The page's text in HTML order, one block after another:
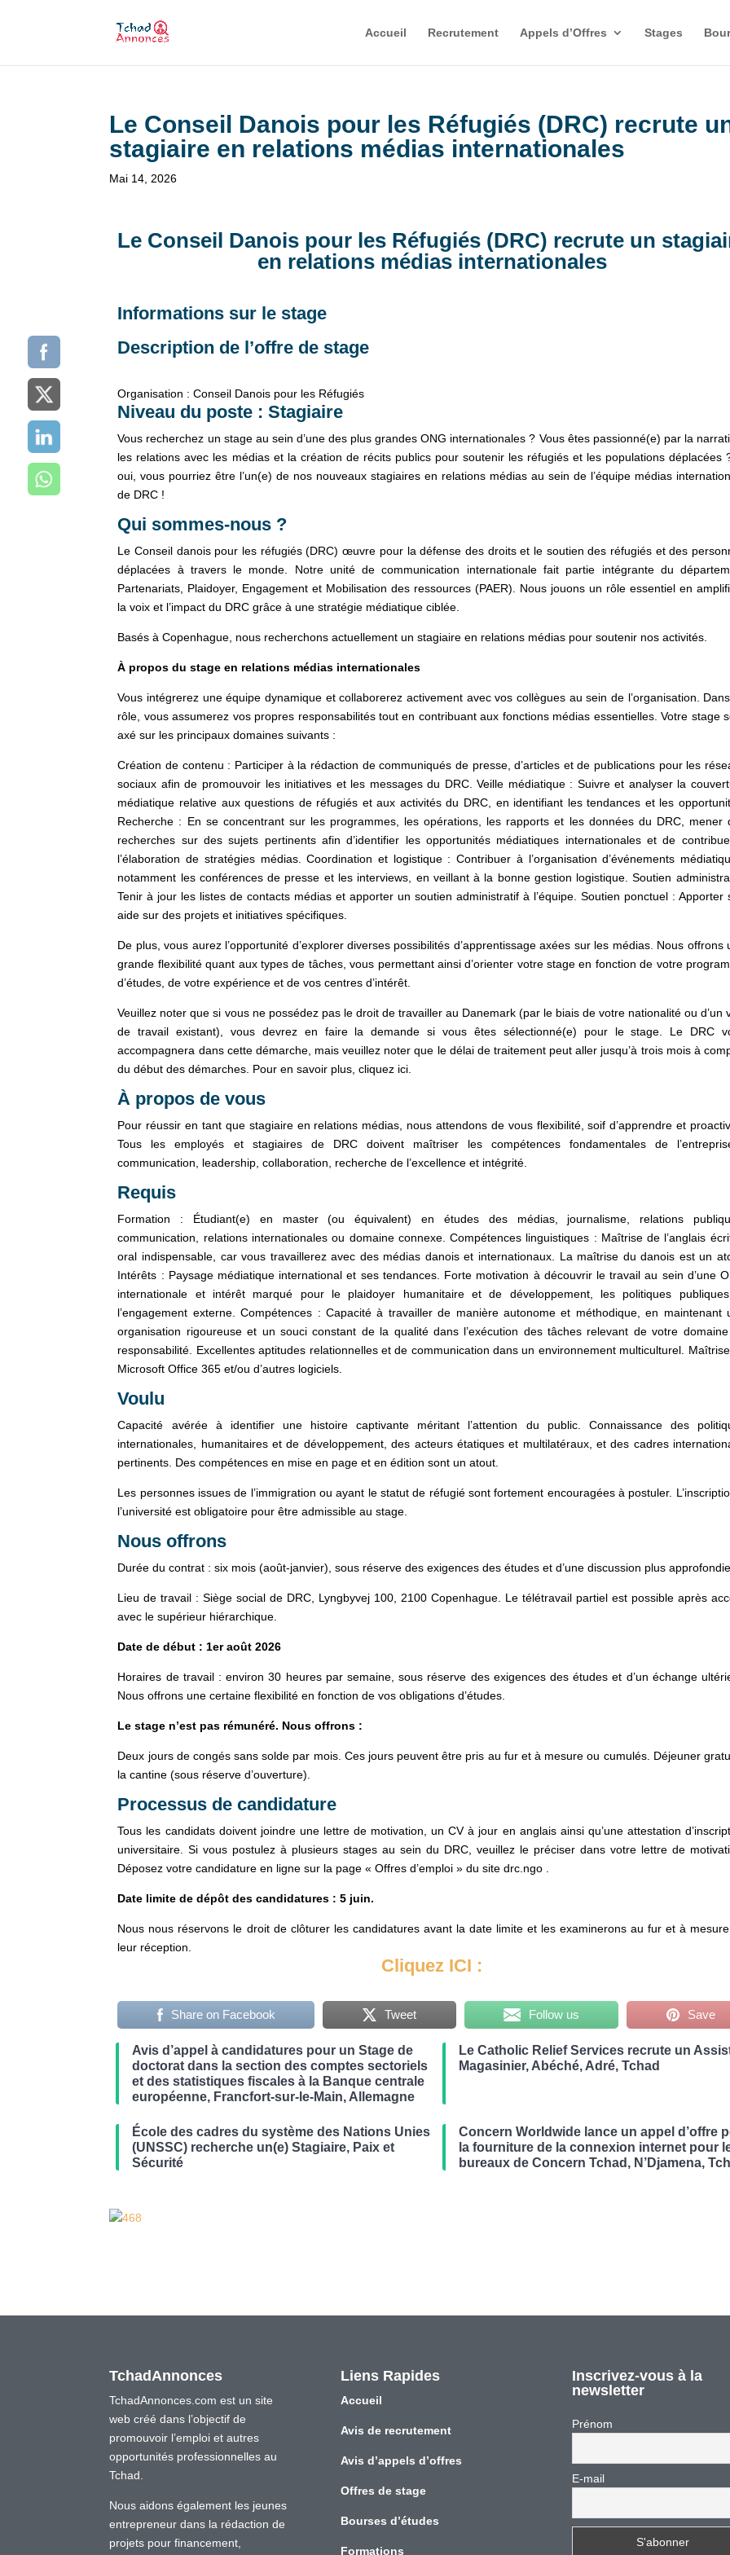
Accueil Recrutement Appels d’Offres Stages
Le Conseil Danois pour les Réfugiés (DRC) recrute
stagiaire en relations médias internationales
Mai 14, 2026
Le Conseil Danois pour les Réfugiés (DRC) recrute un
en relations médias internationales
Informations sur le stage
Description de l’offre de stage
Organisation : Conseil Danois pour les Réfugiés
Niveau du poste : Stagiaire
Vous recherchez un stage au sein d’une des plus grandes ONG internationales ? Vous êtes passionné(e) par la
les relations avec les médias et la création de récits publics pour soutenir les réfugiés et les populations déplacées
oui, vous pourriez être l’un(e) de nos nouveaux stagiaires en relations médias au sein de l’équipe médias
de DRC !
Qui sommes-nous ?
Le Conseil danois pour les réfugiés (DRC) œuvre pour la défense des droits et le soutien des réfugiés et des
déplacées à travers le monde. Notre unité de communication internationale fait partie intégrante du
Partenariats, Plaidoyer, Engagement et Mobilisation des ressources (PAER). Nous jouons un rôle essentiel en
la voix et l’impact du DRC grâce à une stratégie médiatique ciblée.
Basés à Copenhague, nous recherchons actuellement un stagiaire en relations médias pour soutenir nos activités.
À propos du stage en relations médias internationales
Vous intégrerez une équipe dynamique et collaborerez activement avec vos collègues au sein de l’organisation.
rôle, vous assumerez vos propres responsabilités tout en contribuant aux fonctions médias essentielles. Votre stage
axé sur les principaux domaines suivants :
Création de contenu : Participer à la rédaction de communiqués de presse, d’articles et de publications pour les
sociaux afin de promouvoir les initiatives et les messages du DRC. Veille médiatique : Suivre et analyser la
médiatique relative aux questions de réfugiés et aux activités du DRC, en identifiant les tendances et les
Recherche : En se concentrant sur les programmes, les opérations, les rapports et les données du DRC, mener
recherches sur des sujets pertinents afin d’identifier les opportunités médiatiques internationales et de
l’élaboration de stratégies médias. Coordination et logistique : Contribuer à l’organisation d’événements
notamment les conférences de presse et les interviews, en veillant à la bonne gestion logistique. Soutien
Tenir à jour les listes de contacts médias et apporter un soutien administratif à l’équipe. Soutien ponctuel : Apporter
aide sur des projets et initiatives spécifiques.
De plus, vous aurez l’opportunité d’explorer diverses possibilités d’apprentissage axées sur les médias. Nous offrons
grande flexibilité quant aux types de tâches, vous permettant ainsi d’orienter votre stage en fonction de votre
d’études, de votre expérience et de vos centres d’intérêt.
Veuillez noter que si vous ne possédez pas le droit de travailler au Danemark (par le biais de votre nationalité ou d’un
de travail existant), vous devrez en faire la demande si vous êtes sélectionné(e) pour le stage. Le DRC
accompagnera dans cette démarche, mais veuillez noter que le délai de traitement peut aller jusqu’à trois mois à
du début des démarches. Pour en savoir plus, cliquez ici.
À propos de vous
Pour réussir en tant que stagiaire en relations médias, nous attendons de vous flexibilité, soif d’apprendre et
Tous les employés et stagiaires de DRC doivent maîtriser les compétences fondamentales de
communication, leadership, collaboration, recherche de l’excellence et intégrité.
Requis
Formation : Étudiant(e) en master (ou équivalent) en études des médias, journalisme, relations
communication, relations internationales ou domaine connexe. Compétences linguistiques : Maîtrise de l’anglais
oral indispensable, car vous travaillerez avec des médias danois et internationaux. La maîtrise du danois est un
Intérêts : Paysage médiatique international et ses tendances. Forte motivation à découvrir le travail au sein d’une
internationale et intérêt marqué pour le plaidoyer humanitaire et de développement, les politiques
l’engagement externe. Compétences : Capacité à travailler de manière autonome et méthodique, en maintenant
organisation rigoureuse et un souci constant de la qualité dans l’exécution des tâches relevant de votre
responsabilité. Excellentes aptitudes relationnelles et de communication dans un environnement multiculturel.
Microsoft Office 365 et/ou d’autres logiciels.
Voulu
Capacité avérée à identifier une histoire captivante méritant l’attention du public. Connaissance des
internationales, humanitaires et de développement, des acteurs étatiques et multilatéraux, et des cadres
pertinents. Des compétences en mise en page et en édition sont un atout.
Les personnes issues de l’immigration ou ayant le statut de réfugié sont fortement encouragées à postuler.
l’université est obligatoire pour être admissible au stage.
Nous offrons
Durée du contrat : six mois (août-janvier), sous réserve des exigences des études et d’une discussion plus approfondie.
Lieu de travail : Siège social de DRC, Lyngbyvej 100, 2100 Copenhague. Le télétravail partiel est possible après
avec le supérieur hiérarchique.
Date de début : 1er août 2026
Horaires de travail : environ 30 heures par semaine, sous réserve des exigences des études et d’un échange
Nous offrons une certaine flexibilité en fonction de vos obligations d’études.
Le stage n’est pas rémunéré. Nous offrons :
Deux jours de congés sans solde par mois. Ces jours peuvent être pris au fur et à mesure ou cumulés. Déjeuner
la cantine (sous réserve d’ouverture).
Processus de candidature
Tous les candidats doivent joindre une lettre de motivation, un CV à jour en anglais ainsi qu’une attestation
universitaire. Si vous postulez à plusieurs stages au sein du DRC, veuillez le préciser dans votre lettre de
Déposez votre candidature en ligne sur la page « Offres d’emploi » du site drc.ngo .
Date limite de dépôt des candidatures : 5 juin.
Nous nous réservons le droit de clôturer les candidatures avant la date limite et les examinerons au fur et à
leur réception.
Cliquez ICI :
Share on Facebook Tweet Follow us Save
Avis d’appel à candidatures pour un Stage de
doctorat dans la section des comptes sectoriels
et des statistiques fiscales à la Banque centrale
européenne, Francfort-sur-le-Main, Allemagne
Le Catholic Relief Services recrute un
Magasinier, Abéché, Adré, Tchad
École des cadres du système des Nations Unies
(UNSSC) recherche un(e) Stagiaire, Paix et
Sécurité
Concern Worldwide lance un appel d’offre
la fourniture de la connexion internet pour
bureaux de Concern Tchad, N’Djamena,
TchadAnnonces
TchadAnnonces.com est un site
web créé dans l’objectif de
promouvoir l’emploi et autres
opportunités professionnelles au
Tchad.
Nous aidons également les jeunes
entrepreneur dans la rédaction de
projets pour financement,
Liens Rapides
Accueil
Avis de recrutement
Avis d’appels d’offres
Offres de stage
Bourses d’études
Formations
Inscrivez-vous à la
newsletter
Prénom
E-mail